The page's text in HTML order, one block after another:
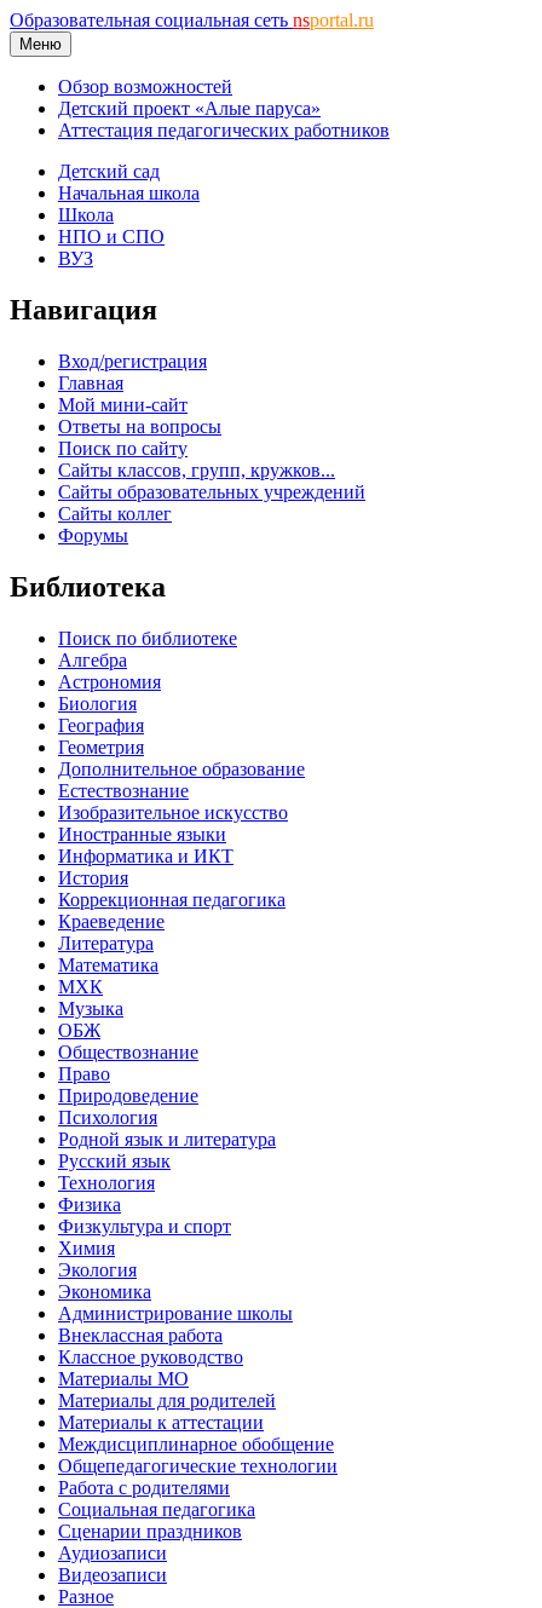
Образовательная социальная сеть nsportal.ru
Меню
Обзор возможностей
Детский проект «Алые паруса»
Аттестация педагогических работников
Детский сад
Начальная школа
Школа
НПО и СПО
ВУЗ
Навигация
Вход/регистрация
Главная
Мой мини-сайт
Ответы на вопросы
Поиск по сайту
Сайты классов, групп, кружков...
Сайты образовательных учреждений
Сайты коллег
Форумы
Библиотека
Поиск по библиотеке
Алгебра
Астрономия
Биология
География
Геометрия
Дополнительное образование
Естествознание
Изобразительное искусство
Иностранные языки
Информатика и ИКТ
История
Коррекционная педагогика
Краеведение
Литература
Математика
МХК
Музыка
ОБЖ
Обществознание
Право
Природоведение
Психология
Родной язык и литература
Русский язык
Технология
Физика
Физкультура и спорт
Химия
Экология
Экономика
Администрирование школы
Внеклассная работа
Классное руководство
Материалы МО
Материалы для родителей
Материалы к аттестации
Междисциплинарное обобщение
Общепедагогические технологии
Работа с родителями
Социальная педагогика
Сценарии праздников
Аудиозаписи
Видеозаписи
Разное